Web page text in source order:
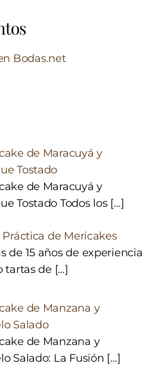
de Maracuyá y
Tostado
de Maracuyá y
Tostado Todos los […]
Práctica de Mericakes
de 15 años de experiencia
tartas de […]
de Manzana y
Salado
de Manzana y
Salado: La Fusión […]